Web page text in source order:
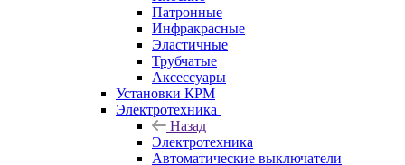
Патронные
Инфракрасные
Эластичные
Трубчатые
Аксессуары
Установки КРМ
Электротехника
Назад
Электротехника
Автоматические выключатели